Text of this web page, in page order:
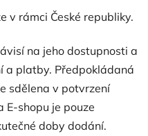
v rámci České republiky.
na jeho dostupnosti a
a platby. Předpokládaná
sdělena v potvrzení
E-shopu je pouze
doby dodání.